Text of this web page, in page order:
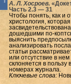
А. Л. Хосроев.
Часть 2.3 — 31
Чтобы понять, как и
христология,
дошедшими по-
выяснить
анализировать
статьи
или отсутствие в
склоняется в
номерах журнала.
Ключевые слова: